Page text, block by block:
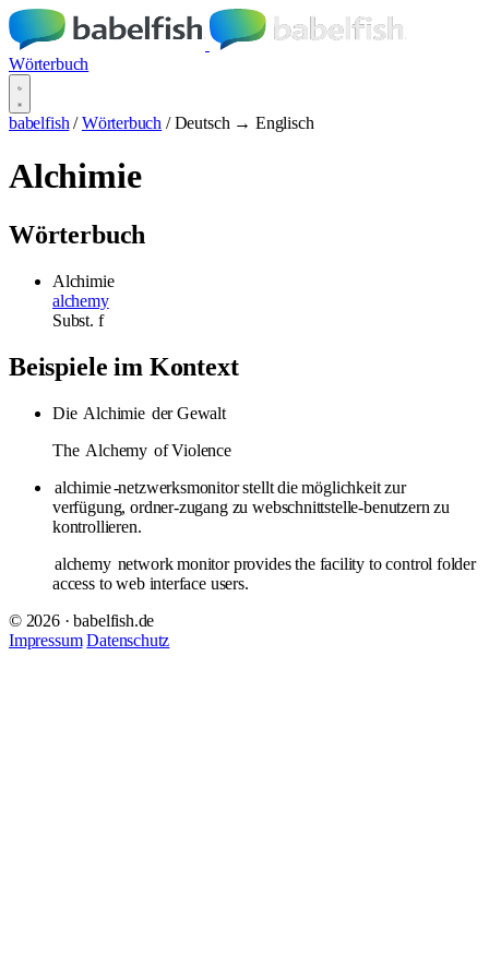
Wörterbuch
babelfish / Wörterbuch / Deutsch → Englisch
Alchimie
Wörterbuch
Alchimie
alchemy
Subst. f
Beispiele im Kontext
Die Alchimie der Gewalt
The Alchemy of Violence
alchimie-netzwerksmonitor stellt die möglichkeit zur
verfügung, ordner-zugang zu webschnittstelle-benutzern zu
kontrollieren.
alchemy network monitor provides the facility to control folder
access to web interface users.
© 2026 · babelfish.de
Impressum Datenschutz